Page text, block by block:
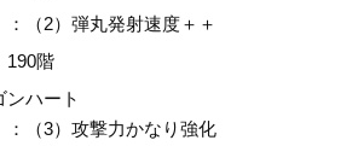
：（2）弾丸発射速度＋＋
190階
ンハート
：（3）攻撃力かなり強化